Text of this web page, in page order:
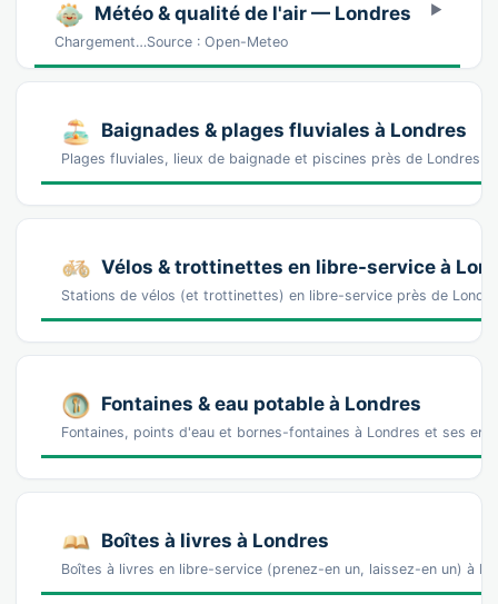
Météo & qualité de l'air — Londres
Chargement…Source : Open-Meteo
Baignades & plages fluviales à Londres
Plages fluviales, lieux de baignade et piscines près de Londres
Vélos & trottinettes en libre-service à
Stations de vélos (et trottinettes) en libre-service près de
Fontaines & eau potable à Londres
Fontaines, points d'eau et bornes-fontaines à Londres et ses
Boîtes à livres à Londres
Boîtes à livres en libre-service (prenez-en un, laissez-en un) à